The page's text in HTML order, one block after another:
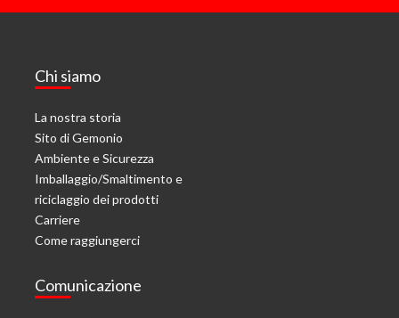
Chi siamo
La nostra storia
Sito di Gemonio
Ambiente e Sicurezza
Imballaggio/Smaltimento e
riciclaggio dei prodotti
Carriere
Come raggiungerci
Comunicazione